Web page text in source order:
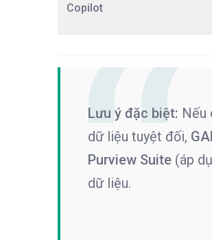
Copilot
Lưu ý đặc biệt: Nếu
dữ liệu tuyệt đối,
Purview Suite (áp
dữ liệu.